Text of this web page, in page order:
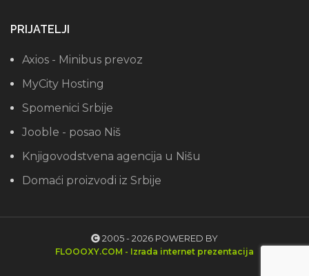
PRIJATELJI
Axios - Minibus prevoz
MyCity Hosting
Spomenici Srbije
Jooble - posao Niš
Knjigovodstvena agencija u Nišu
Domaći proizvodi iz Srbije
2005 - 2026 POWERED BY
FLOOOXY.COM - Izrada internet prezentacija